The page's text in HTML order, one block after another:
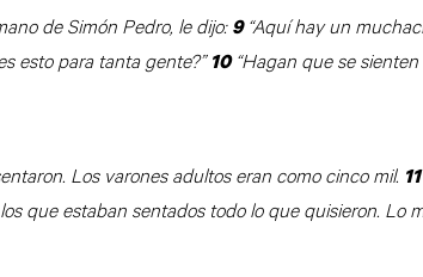
de Simón Pedro, le dijo:9“Aquí hay un
esto para tanta gente?”10“Hagan que se sienten
Los varones adultos eran como cinco mil. 11
que estaban sentados todo lo que quisieron. Lo